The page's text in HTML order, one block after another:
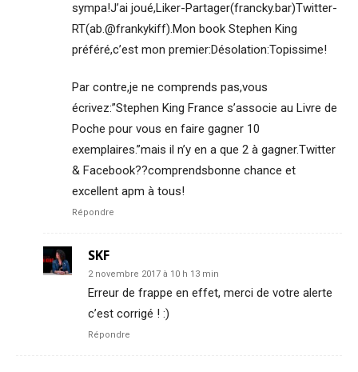
sympa!J’ai joué,Liker-Partager(francky.bar)Twitter-
RT(ab.@frankykiff).Mon book Stephen King
préféré,c’est mon premier:Désolation:Topissime!
Par contre,je ne comprends pas,vous
écrivez:”Stephen King France s’associe au Livre de
Poche pour vous en faire gagner 10
exemplaires.”mais il n’y en a que 2 à gagner.Twitter
& Facebook??comprendsbonne chance et
excellent apm à tous!
Répondre
SKF
2 novembre 2017 à 10 h 13 min
Erreur de frappe en effet, merci de votre alerte
c’est corrigé ! :)
Répondre